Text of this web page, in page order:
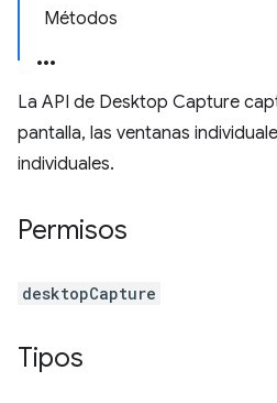
Métodos
La API de Desktop Capture
pantalla, las ventanas
individuales.
Permisos
desktopCapture
Tipos